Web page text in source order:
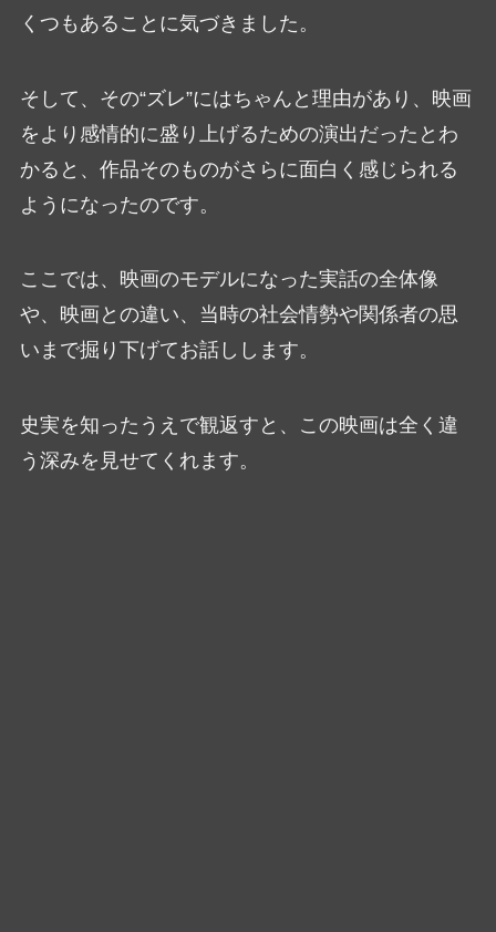
くつもあることに気づきました。
そして、その“ズレ”にはちゃんと理由があり、映画
をより感情的に盛り上げるための演出だったとわ
かると、作品そのものがさらに面白く感じられる
ようになったのです。
ここでは、映画のモデルになった実話の全体像
や、映画との違い、当時の社会情勢や関係者の思
いまで掘り下げてお話しします。
史実を知ったうえで観返すと、この映画は全く違
う深みを見せてくれます。